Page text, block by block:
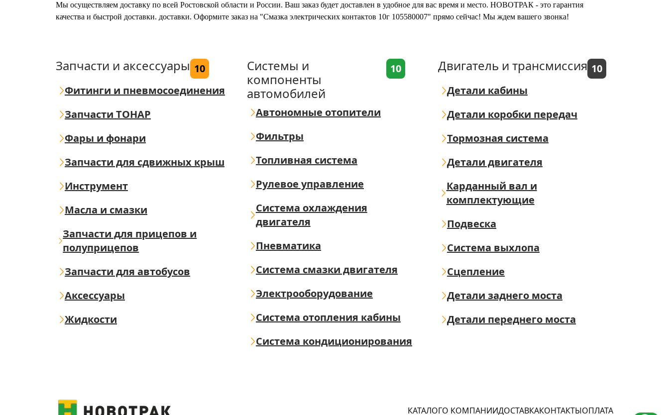
Мы осуществляем доставку по всей Ростовской области и России. Ваш заказ будет доставлен в удобное для вас время и место. НОВОТРАК - это гарантия
качества и быстрой доставки. доставки. Оформите заказ на "Смазка электрических контактов 10г 105580007" прямо сейчас! Мы ждем вашего звонка!
Запчасти и аксессуары 10
Фитинги и пневмосоединения
Запчасти ТОНАР
Фары и фонари
Запчасти для сдвижных крыш
Инструмент
Масла и смазки
Запчасти для прицепов и
полуприцепов
Запчасти для автобусов
Аксессуары
Жидкости
Системы и
компоненты
автомобилей
10
Автономные отопители
Фильтры
Топливная система
Рулевое управление
Система охлаждения
двигателя
Пневматика
Система смазки двигателя
Электрооборудование
Система отопления кабины
Система кондиционирования
Двигатель и трансмиссия 10
Детали кабины
Детали коробки передач
Тормозная система
Детали двигателя
Карданный вал и
комплектующие
Подвеска
Система выхлопа
Сцепление
Детали заднего моста
Детали переднего моста
КАТАЛОГО КОМПАНИИДОСТАВКАКОНТАКТЫОПЛАТА